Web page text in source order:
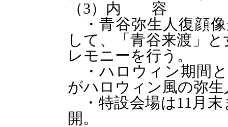
（3）内 容
・青谷弥生人復顔
して、「青谷来渡」
レモニーを行う。
・ハロウィン期間
がハロウィン風の弥
・特設会場は11月末
開。